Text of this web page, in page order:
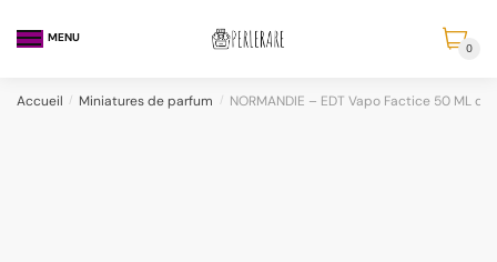
MENU
0
Accueil / Miniatures de parfum / NORMANDIE – EDT Vapo Factice 50 ML de